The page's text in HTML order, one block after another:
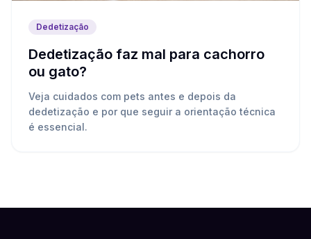
Dedetização
Dedetização faz mal para cachorro
ou gato?
Veja cuidados com pets antes e depois da
dedetização e por que seguir a orientação técnica
é essencial.